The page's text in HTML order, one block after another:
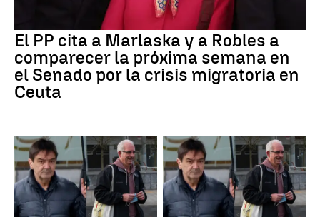
El PP cita a Marlaska y a Robles a
comparecer la próxima semana en
el Senado por la crisis migratoria en
Ceuta